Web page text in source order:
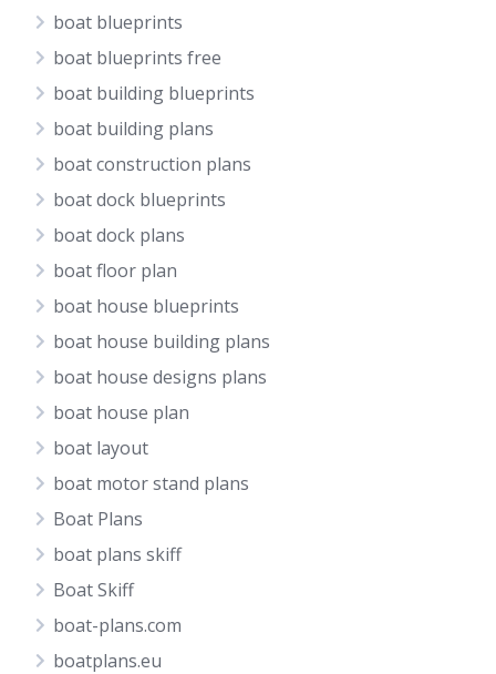
boat blueprints
boat blueprints free
boat building blueprints
boat building plans
boat construction plans
boat dock blueprints
boat dock plans
boat floor plan
boat house blueprints
boat house building plans
boat house designs plans
boat house plan
boat layout
boat motor stand plans
Boat Plans
boat plans skiff
Boat Skiff
boat-plans.com
boatplans.eu